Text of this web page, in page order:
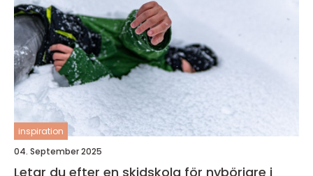
inspiration
04. September 2025
Letar du efter en skidskola för nybörjare i